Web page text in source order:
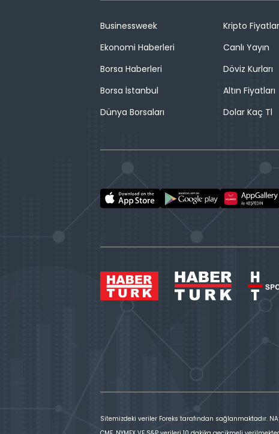
Businessweek
Ekonomi Haberleri
Borsa Haberleri
Borsa İstanbul
Dünya Borsaları
Kripto
Canlı Yayın
Döviz Kurları
Altın Fiyatları
Dolar Kaç Tl
Sitemizdeki veriler Foreks tarafından sağlanmaktadır.